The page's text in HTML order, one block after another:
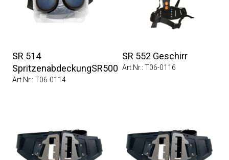
SR 514
SpritzenabdeckungSR500
Art.Nr.: T06-0114
SR 552 Geschirr
Art.Nr.: T06-0116